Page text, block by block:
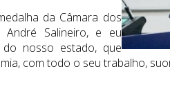
da Câmara dos
André Salineiro, e eu
nosso estado, que
com todo o seu trabalho,